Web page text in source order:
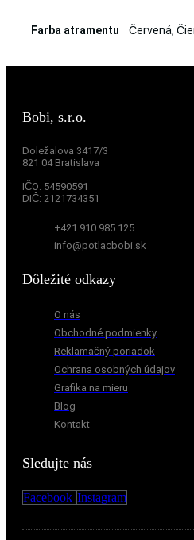
Farba atramentu Červená,
Bobi, s.r.o.
Doležalova 3417/3
821 04 Bratislava
IČO: 54590591
DIČ: 2121734351
+421 910 985 125
info@potlacbobi.sk
Dôležité odkazy
O nás
Obchodné podmienky
Reklamačný poriadok
Ochrana osobných údajov
Grafika na mieru
Blog
Kontakt
Sledujte nás
Facebook Instagram